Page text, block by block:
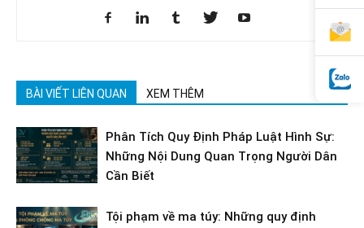
BÀI VIẾT LIÊN QUAN XEM THÊM
Phân Tích Quy Định Pháp Luật Hình Sự:
Những Nội Dung Quan Trọng Người Dân
Cần Biết
Tội phạm về ma túy: Những quy định